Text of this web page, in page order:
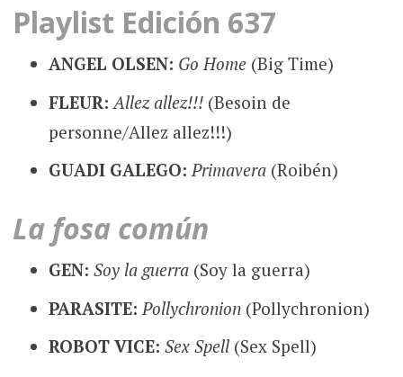
Playlist Edición 637
ANGEL OLSEN: Go Home(Big Time)
FLEUR: Allez allez!!!(Besoin de
personne/Allez allez!!!)
GUADI GALEGO:Primavera(Roibén)
La fosa común
GEN: Soy la guerra(Soy la guerra)
PARASITE: Pollychronion(Pollychronion)
ROBOT VICE: Sex Spell(Sex Spell)